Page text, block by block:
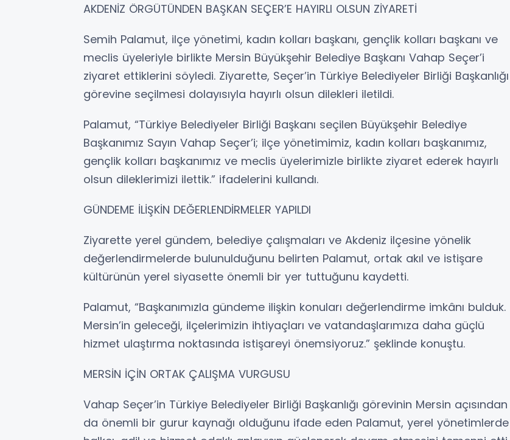
AKDENİZ ÖRGÜTÜNDEN BAŞKAN SEÇER’E HAYIRLI OLSUN ZİYARETİ
Semih Palamut, ilçe yönetimi, kadın kolları başkanı, gençlik kolları başkanı ve
meclis üyeleriyle birlikte Mersin Büyükşehir Belediye Başkanı Vahap Seçer’i
ziyaret ettiklerini söyledi. Ziyarette, Seçer’in Türkiye Belediyeler Birliği Başkanlığı
görevine seçilmesi dolayısıyla hayırlı olsun dilekleri iletildi.
Palamut, “Türkiye Belediyeler Birliği Başkanı seçilen Büyükşehir Belediye
Başkanımız Sayın Vahap Seçer’i; ilçe yönetimimiz, kadın kolları başkanımız,
gençlik kolları başkanımız ve meclis üyelerimizle birlikte ziyaret ederek hayırlı
olsun dileklerimizi ilettik.” ifadelerini kullandı.
GÜNDEME İLİŞKİN DEĞERLENDİRMELER YAPILDI
Ziyarette yerel gündem, belediye çalışmaları ve Akdeniz ilçesine yönelik
değerlendirmelerde bulunulduğunu belirten Palamut, ortak akıl ve istişare
kültürünün yerel siyasette önemli bir yer tuttuğunu kaydetti.
Palamut, “Başkanımızla gündeme ilişkin konuları değerlendirme imkânı bulduk.
Mersin’in geleceği, ilçelerimizin ihtiyaçları ve vatandaşlarımıza daha güçlü
hizmet ulaştırma noktasında istişareyi önemsiyoruz.” şeklinde konuştu.
MERSİN İÇİN ORTAK ÇALIŞMA VURGUSU
Vahap Seçer’in Türkiye Belediyeler Birliği Başkanlığı görevinin Mersin açısından
da önemli bir gurur kaynağı olduğunu ifade eden Palamut, yerel yönetimlerde